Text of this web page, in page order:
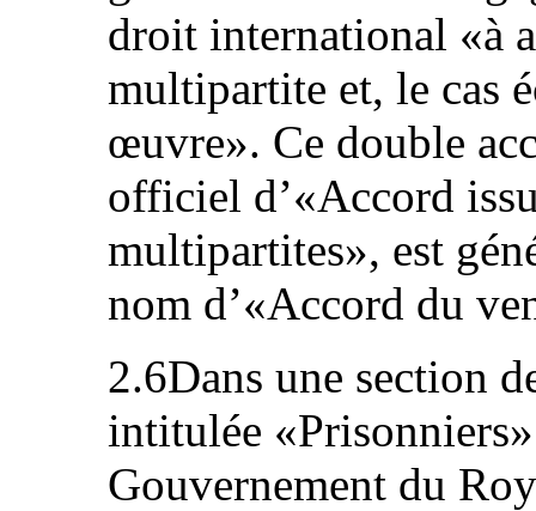
droit international «à
multipartite et, le cas
œuvre». Ce double
officiel d’«Accord
multipartites», est
nom d’«Accord du
2.6Dans une section
intitulée
Gouvernement du